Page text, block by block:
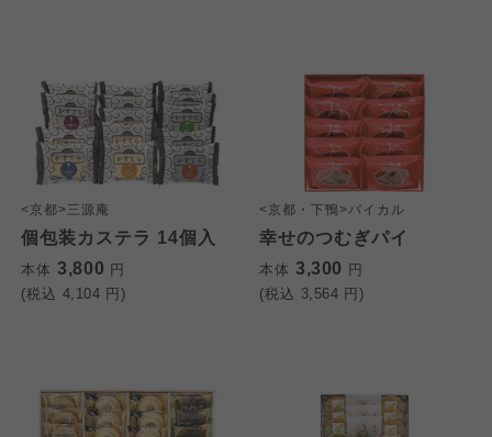
<京都>三源庵
個包装カステラ 14個入
本体 3,800 円
(税込 4,104 円)
<京都・下鴨>バイカル
幸せのつむぎパイ
本体 3,300 円
(税込 3,564 円)